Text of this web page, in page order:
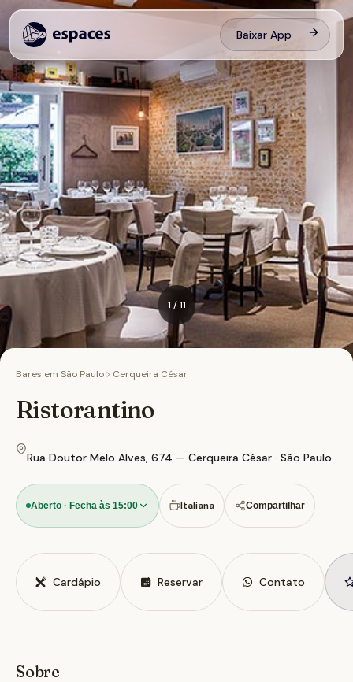
Baixar App
1 /11
Bares em São Paulo Cerqueira César
Ristorantino
Rua Doutor Melo Alves, 674 — Cerqueira César · São Paulo
Aberto · Fecha às 15:00 Italiana Compartilhar
Cardápio Reservar Contato
Sobre